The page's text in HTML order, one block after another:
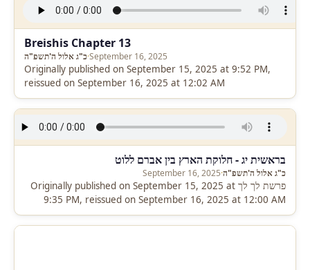
Breishis Chapter 13
כ"ג אלול ה'תשפ"ה·September 16, 2025
Originally published on September 15, 2025 at 9:52 PM,
reissued on September 16, 2025 at 12:02 AM
בראשית יג - חלוקת הארץ בין אברם ללוט
כ"ג אלול ה'תשפ"ה·
September 16, 2025
פרשת לך לך Originally published on September 15, 2025 at
9:35 PM, reissued on September 16, 2025 at 12:00 AM